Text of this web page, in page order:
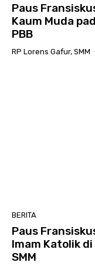
Paus
Kaum Muda
PBB
RP Lorens Gafur, SMM
BERITA
Paus
Imam Katolik
SMM